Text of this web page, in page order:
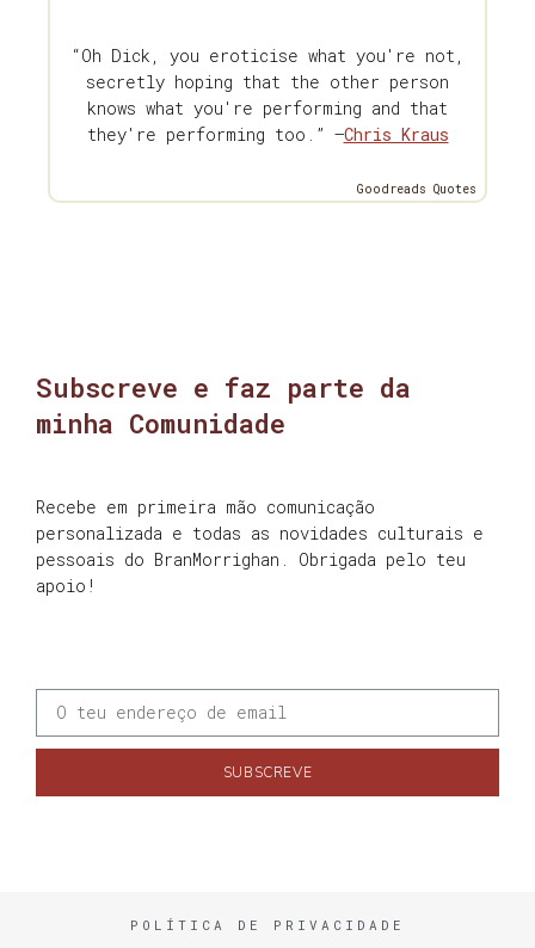
“Oh Dick, you eroticise what you're not,
secretly hoping that the other person
knows what you're performing and that
they're performing too.” —Chris Kraus
Goodreads Quotes
Subscreve e faz parte da
minha Comunidade
Recebe em primeira mão comunicação
personalizada e todas as novidades culturais e
pessoais do BranMorrighan. Obrigada pelo teu
apoio!
SUBSCREVE
POLÍTICA DE PRIVACIDADE